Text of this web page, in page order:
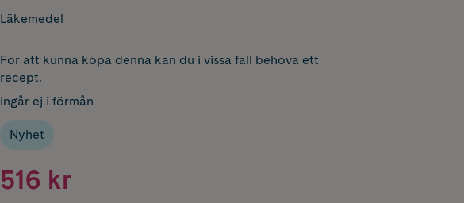
Läkemedel
För att kunna köpa denna kan du i vissa fall behöva ett
recept.
Ingår ej i förmån
Nyhet
516 kr